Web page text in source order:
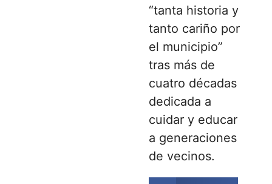
“tanta historia y
tanto cariño por
el municipio”
tras más de
cuatro décadas
dedicada a
cuidar y educar
a generaciones
de vecinos.